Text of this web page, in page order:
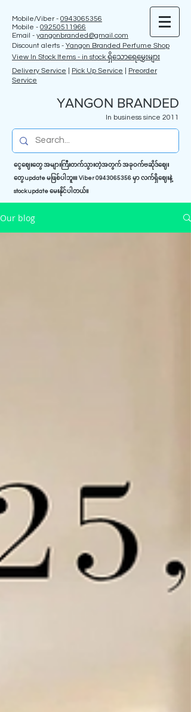
Mobile/Viber - 0943065356
Mobile - 09250511966
Email - yangonbranded@gmail.com
Discount alerts - Yangon Branded Perfume Shop
View In Stock Items - in stock ရှိသောရေမွှေးများ
Delivery Service
Pick Up Service
Preorder
Service
YANGON BRANDED
In business since 2011
ငွေဈေးတွေ အများကြီးတက်သွားတဲ့အတွက် အခုဝက်ဗဆိုဒ်ဈေး
တွေ update မဖြစ်ပါဘူး။ Viber0943065356 မှာ လက်ရှိဈေးနဲ့
stock update မေးနိုင်ပါတယ်။
Our blog